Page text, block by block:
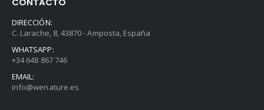
DIRECCIÓN:
C. Larache, 8, 43870 - Amposta, España
WHATSAPP:
+34 648 867 746
EMAIL:
info@wenature.es